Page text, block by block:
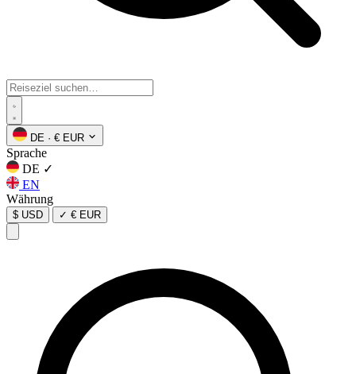
DE · € EUR
Sprache
DE ✓
EN
Währung
$ USD ✓ € EUR